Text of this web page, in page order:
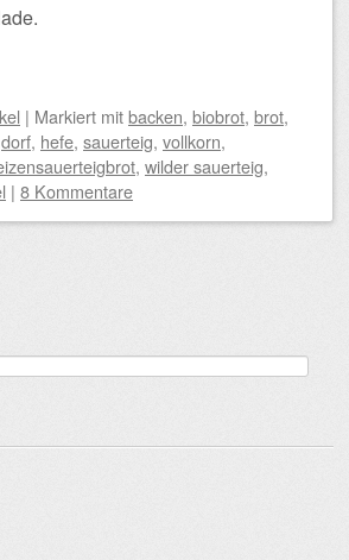
| Markiert mitbacken, biobrot, brot,
dorf, hefe, sauerteig, vollkorn,
, wilder sauerteig,
| 8 Kommentare